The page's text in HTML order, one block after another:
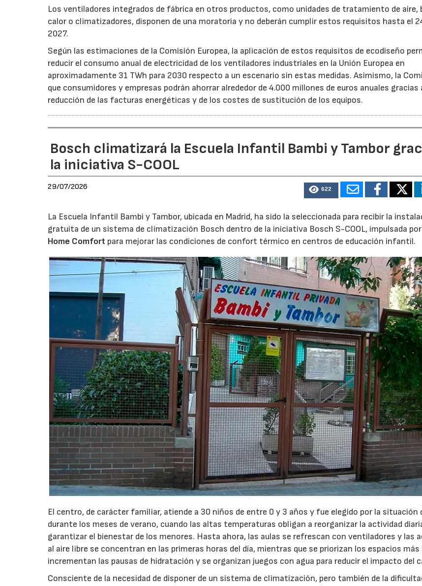
Los ventiladores integrados de fábrica en otros productos, como unidades de tratamiento de aire,
calor o climatizadores, disponen de una moratoria y no deberán cumplir estos requisitos hasta el
2027.
Según las estimaciones de la Comisión Europea, la aplicación de estos requisitos de ecodiseño
reducir el consumo anual de electricidad de los ventiladores industriales en la Unión Europea en
aproximadamente 31 TWh para 2030 respecto a un escenario sin estas medidas. Asimismo, la
que consumidores y empresas podrán ahorrar alrededor de 4.000 millones de euros anuales gracias
reducción de las facturas energéticas y de los costes de sustitución de los equipos.
Bosch climatizará la Escuela Infantil Bambi y Tambor
la iniciativa S-COOL
29/07/2026 622
La Escuela Infantil Bambi y Tambor, ubicada en Madrid, ha sido la seleccionada para recibir la
gratuita de un sistema de climatización Bosch dentro de la iniciativa Bosch S-COOL, impulsada por
Home Comfort para mejorar las condiciones de confort térmico en centros de educación infantil.
El centro, de carácter familiar, atiende a 30 niños de entre 0 y 3 años y fue elegido por la situación
durante los meses de verano, cuando las altas temperaturas obligan a reorganizar la actividad
garantizar el bienestar de los menores. Hasta ahora, las aulas se refrescan con ventiladores y las
al aire libre se concentran en las primeras horas del día, mientras que se priorizan los espacios
incrementan las pausas de hidratación y se organizan juegos con agua para reducir el impacto del
Consciente de la necesidad de disponer de un sistema de climatización, pero también de la